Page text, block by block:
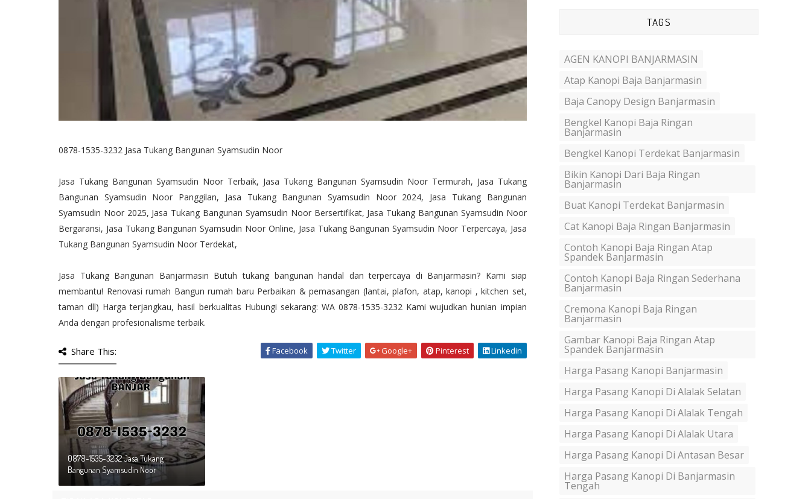
0878-1535-3232 Jasa Tukang Bangunan Syamsudin Noor
Jasa Tukang Bangunan Syamsudin Noor Terbaik, Jasa Tukang Bangunan Syamsudin Noor Termurah, Jasa Tukang
Bangunan Syamsudin Noor Panggilan, Jasa Tukang Bangunan Syamsudin Noor 2024, Jasa Tukang Bangunan
Syamsudin Noor 2025, Jasa Tukang Bangunan Syamsudin Noor Bersertifikat, Jasa Tukang Bangunan Syamsudin Noor
Bergaransi, Jasa Tukang Bangunan Syamsudin Noor Online, Jasa Tukang Bangunan Syamsudin Noor Terpercaya, Jasa
Tukang Bangunan Syamsudin Noor Terdekat,
Jasa Tukang Bangunan Banjarmasin Butuh tukang bangunan handal dan terpercaya di Banjarmasin? Kami siap
membantu! Renovasi rumah Bangun rumah baru Perbaikan & pemasangan (lantai, plafon, atap, kanopi , kitchen set,
taman dll) Harga terjangkau, hasil berkualitas Hubungi sekarang: WA 0878-1535-3232 Kami wujudkan hunian impian
Anda dengan profesionalisme terbaik.
Share This: Facebook Twitter Google+ Pinterest Linkedin
0878-1535-3232 Jasa Tukang
Bangunan Syamsudin Noor
TAGS
AGEN KANOPI BANJARMASIN
Atap Kanopi Baja Banjarmasin
Baja Canopy Design Banjarmasin
Bengkel Kanopi Baja Ringan
Banjarmasin
Bengkel Kanopi Terdekat Banjarmasin
Bikin Kanopi Dari Baja Ringan
Banjarmasin
Buat Kanopi Terdekat Banjarmasin
Cat Kanopi Baja Ringan Banjarmasin
Contoh Kanopi Baja Ringan Atap
Spandek Banjarmasin
Contoh Kanopi Baja Ringan Sederhana
Banjarmasin
Cremona Kanopi Baja Ringan
Banjarmasin
Gambar Kanopi Baja Ringan Atap
Spandek Banjarmasin
Harga Pasang Kanopi Banjarmasin
Harga Pasang Kanopi Di Alalak Selatan
Harga Pasang Kanopi Di Alalak Tengah
Harga Pasang Kanopi Di Alalak Utara
Harga Pasang Kanopi Di Antasan Besar
Harga Pasang Kanopi Di Banjarmasin
Tengah